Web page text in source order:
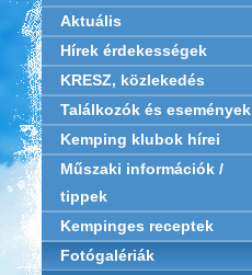
Aktuális
Hírek érdekességek
KRESZ, közlekedés
Találkozók és események
Kemping klubok hírei
Műszaki információk /
tippek
Kempinges receptek
Fotógalériák